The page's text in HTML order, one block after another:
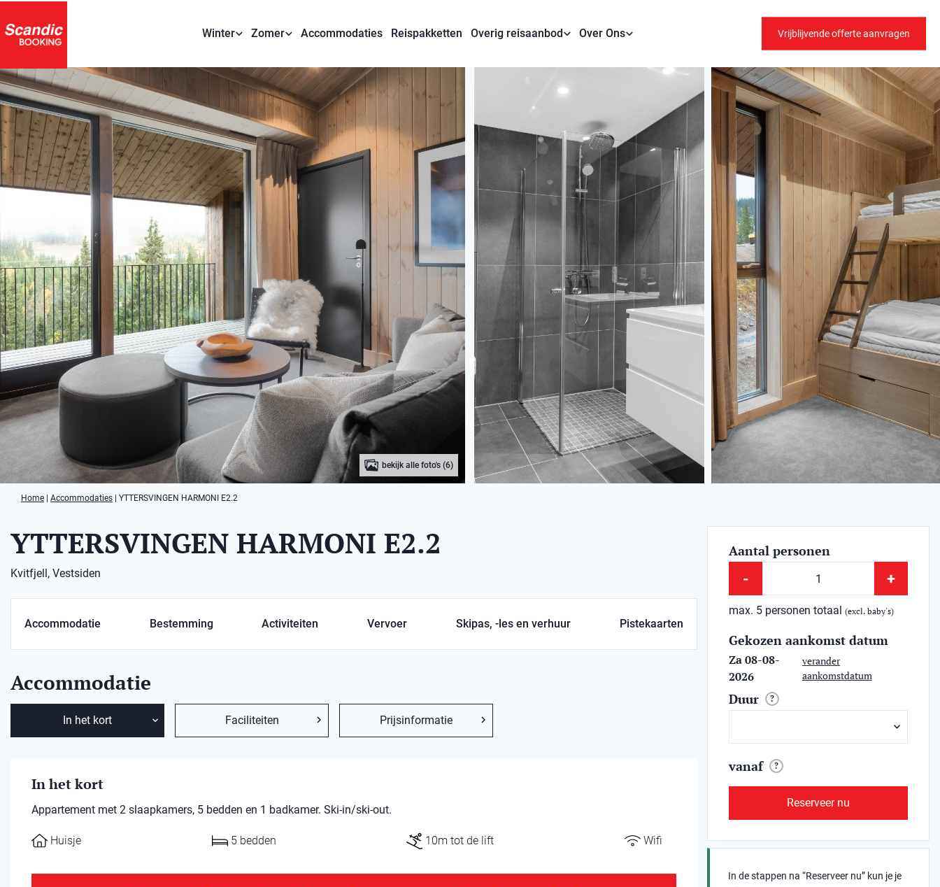
Winter Zomer Accommodaties Reispakketten Overig reisaanbod Over Ons Vrijblijvende offerte aanvragen
bekijk alle foto's (6)
Home Accommodaties YTTERSVINGEN HARMONI E2.2
YTTERSVINGEN HARMONI E2.2
Kvitfjell, Vestsiden
Accommodatie Bestemming Activiteiten Vervoer Skipas, -les en verhuur Pistekaarten
Accommodatie
In het kort Faciliteiten Prijsinformatie
In het kort
Appartement met 2 slaapkamers, 5 bedden en 1 badkamer. Ski-in/ski-out.
Huisje 5 bedden 10m tot de lift Wifi
Aantal personen
- +
max. 5 personen totaal(excl. baby's)
Gekozen aankomst datum
Za 08-08-
2026
verander
aankomstdatum
Duur ?
vanaf ?
Reserveer nu
In de stappen na “Reserveer nu” kun je je